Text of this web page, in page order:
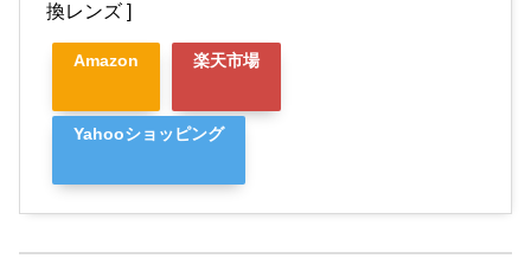
換レンズ ]
Amazon 楽天市場
Yahooショッピング